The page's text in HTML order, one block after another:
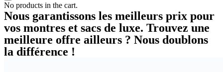
No products in the cart.
Nous garantissons les meilleurs prix pour
vos montres et sacs de luxe. Trouvez une
meilleure offre ailleurs ? Nous doublons
la différence !